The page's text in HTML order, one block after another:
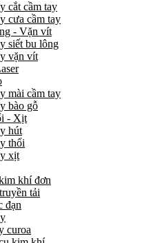
cắt cầm tay
cưa cầm tay
- Vặn vít
siết bu lông
vặn vít
mài cầm tay
bào gỗ
- Xịt
hút
thổi
xịt
khí đơn
tải
đạn
curoa